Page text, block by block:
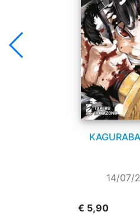
14/07/
€ 5,90